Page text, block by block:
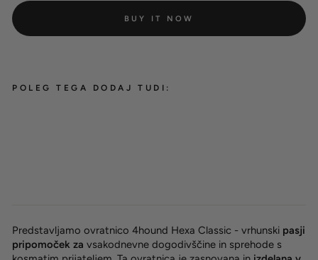
BUY IT NOW
POLEG TEGA DODAJ TUDI:
Predstavljamo ovratnico 4hound Hexa Classic - vrhunski pasji
pripomoček za vsakodnevne dogodivščine in sprehode s